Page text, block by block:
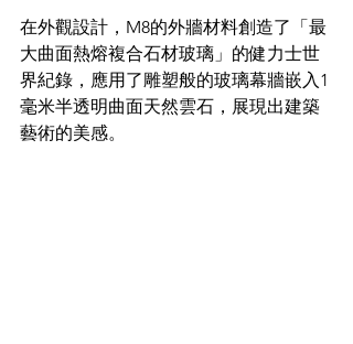
在外觀設計，M8的外牆材料創造了「最
大曲面熱熔複合石材玻璃」的健力士世
界紀錄，應用了雕塑般的玻璃幕牆嵌入1
毫米半透明曲面天然雲石，展現出建築
藝術的美感。